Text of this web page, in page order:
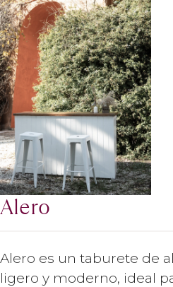
Alero
Alero es un taburete de
ligero y moderno, ideal